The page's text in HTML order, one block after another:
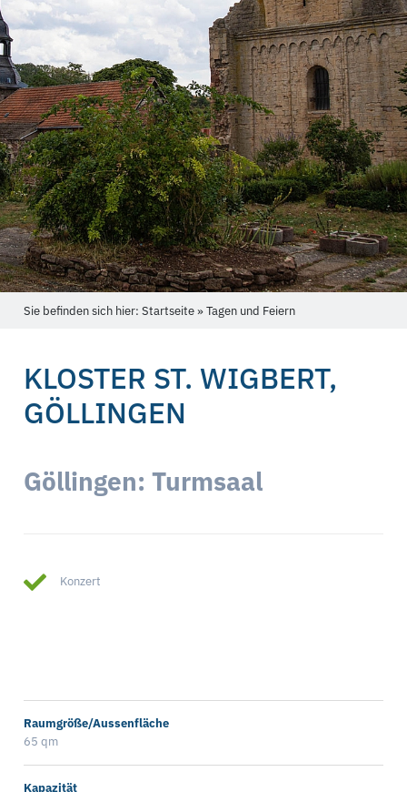
Sie befinden sich hier: Startseite » Tagen und Feiern
KLOSTER ST. WIGBERT,
GÖLLINGEN
Göllingen: Turmsaal
Konzert
Raumgröße/Aussenfläche
65 qm
Kapazität